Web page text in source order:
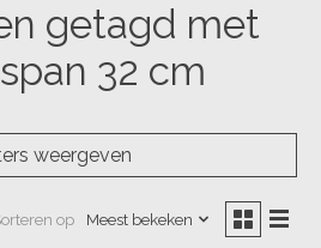
getagd met
32 cm
weergeven
op Meest bekeken